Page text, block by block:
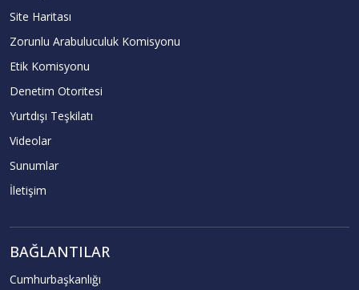
Site Haritası
Zorunlu Arabuluculuk Komisyonu
Etik Komisyonu
Denetim Otoritesi
Yurtdışı Teşkilatı
Videolar
Sunumlar
İletişim
BAĞLANTILAR
Cumhurbaşkanlığı